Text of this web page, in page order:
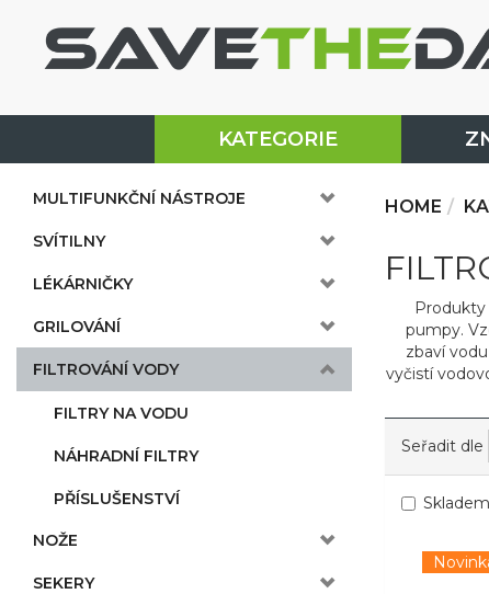
KATEGORIE
MULTIFUNKČNÍ NÁSTROJE
SVÍTILNY
LÉKÁRNIČKY
GRILOVÁNÍ
FILTROVÁNÍ VODY
FILTRY NA VODU
NÁHRADNÍ FILTRY
PŘÍSLUŠENSTVÍ
NOŽE
SEKERY
HOME
pumpy.
zbaví
vyčistí
Seřadit dle
Skladem